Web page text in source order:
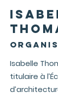
Isabelle
titulaire à